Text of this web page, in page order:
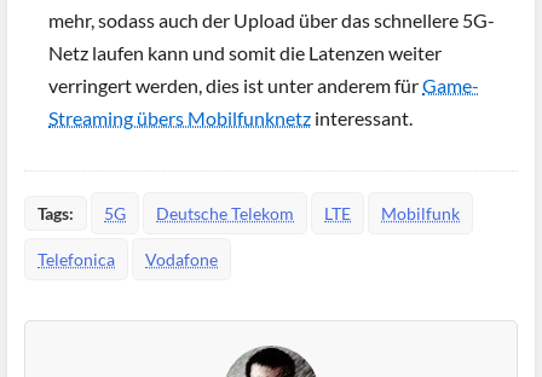
mehr, sodass auch der Upload über das schnellere 5G-
Netz laufen kann und somit die Latenzen weiter
verringert werden, dies ist unter anderem fürGame-
Streaming übers Mobilfunknetz interessant.
Tags: 5G Deutsche Telekom LTE Mobilfunk
Telefonica Vodafone